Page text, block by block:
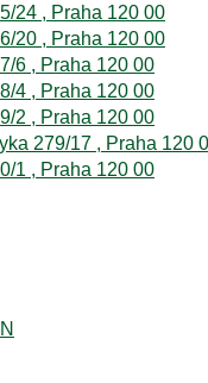
24 , Praha 120 00
20 , Praha 120 00
6 , Praha 120 00
4 , Praha 120 00
2 , Praha 120 00
279/17 , Praha 120
1 , Praha 120 00